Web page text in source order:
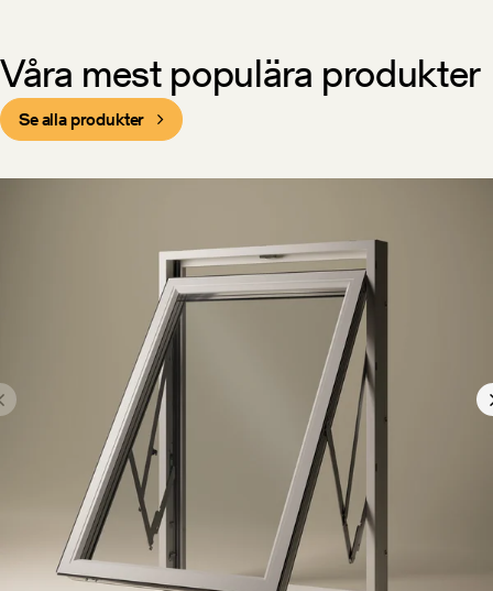
Våra mest populära produkter
Se alla produkter